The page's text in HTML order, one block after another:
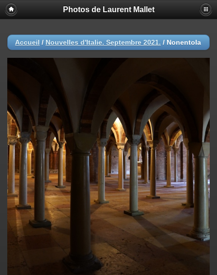
Photos de Laurent Mallet
Accueil / Nouvelles d'Italie. Septembre 2021. / Nonentola